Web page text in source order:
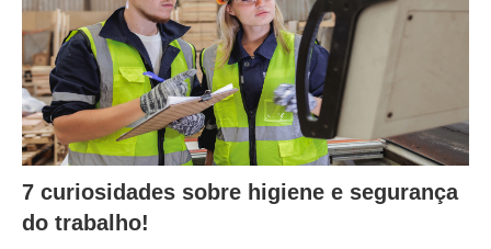
7 curiosidades sobre higiene e segurança
do trabalho!